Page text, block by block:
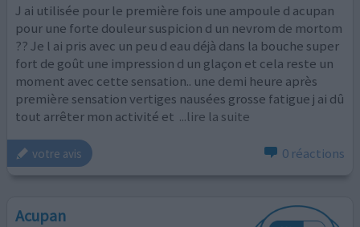
J ai utilisée pour le première fois une ampoule d acupan
pour une forte douleur suspicion d un nevrom de mortom
?? Je l ai pris avec un peu d eau déjà dans la bouche super
fort de goût une impression d un glaçon et cela reste un
moment avec cette sensation.. une demi heure après
première sensation vertiges nausées grosse fatigue j ai dû
tout arrêter mon activité et ...lire la suite
votre avis 0 réactions
Acupan